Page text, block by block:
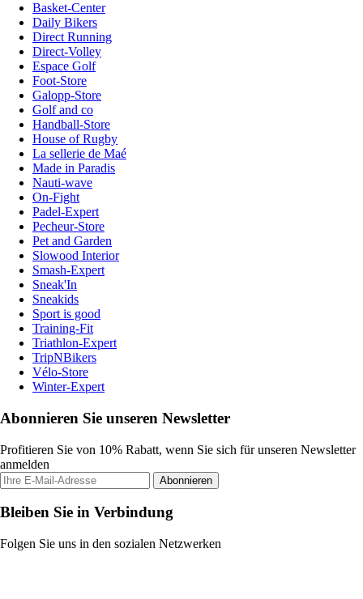
Basket-Center
Daily Bikers
Direct Running
Direct-Volley
Espace Golf
Foot-Store
Galopp-Store
Golf and co
Handball-Store
House of Rugby
La sellerie de Maé
Made in Paradis
Nauti-wave
On-Fight
Padel-Expert
Pecheur-Store
Pet and Garden
Slowood Interior
Smash-Expert
Sneak'In
Sneakids
Sport is good
Training-Fit
Triathlon-Expert
TripNBikers
Vélo-Store
Winter-Expert
Abonnieren Sie unseren Newsletter
Profitieren Sie von 10% Rabatt, wenn Sie sich für unseren Newsletter
anmelden
Abonnieren
Bleiben Sie in Verbindung
Folgen Sie uns in den sozialen Netzwerken